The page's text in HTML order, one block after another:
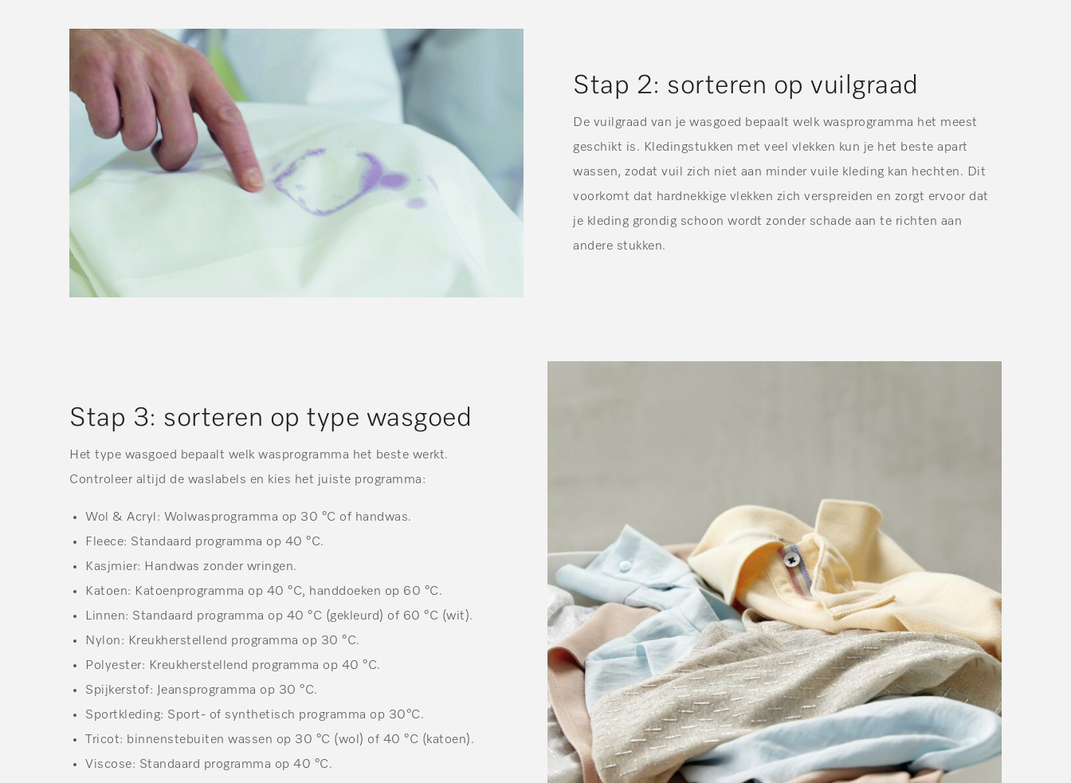
Stap 2: sorteren op vuilgraad
De vuilgraad van je wasgoed bepaalt welk wasprogramma het meest
geschikt is. Kledingstukken met veel vlekken kun je het beste apart
wassen, zodat vuil zich niet aan minder vuile kleding kan hechten. Dit
voorkomt dat hardnekkige vlekken zich verspreiden en zorgt ervoor dat
je kleding grondig schoon wordt zonder schade aan te richten aan
andere stukken.
Stap 3: sorteren op type wasgoed
Het type wasgoed bepaalt welk wasprogramma het beste werkt.
Controleer altijd de waslabels en kies het juiste programma:
Wol & Acryl : Wolwasprogramma op 30 °C of handwas.
Fleece: Standaard programma op 40 °C.
Kasjmier: Handwas zonder wringen.
Katoen: Katoenprogramma op 40 °C, handdoeken op 60 °C.
Linnen: Standaard programma op 40 °C (gekleurd) of 60 °C (wit).
Nylon: Kreukherstellend programma op 30 °C.
Polyester: Kreukherstellend programma op 40 °C.
Spijkerstof: Jeansprogramma op 30 °C.
Sportkleding: Sport- of synthetisch programma op 30°C.
Tricot: binnenstebuiten wassen op 30 °C (wol) of 40 °C (katoen).
Viscose: Standaard programma op 40 °C.